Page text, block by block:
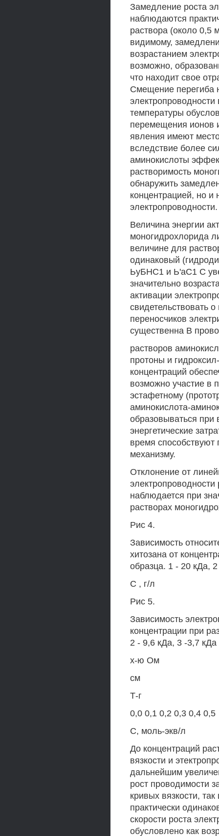
Замедление роста
наблюдаются
раствора (около 0,5
видимому,
возрастанием
возможно,
что находит свое
Смещение перегиба
температуры
перемещения ионов
явления имеют
вследствие более
аминокислоты
растворимость
обнаружить
концентрацией, но
электропроводности.
Величина энергии
моногидрохлорида
величине для
одинаковый
ЬуБНС1 и Ь'аС1 С
значительно
активации
свидетельствовать
переносчиков
существенна В
растворов
протоны и
концентраций
возможно участие в
эстафетному
аминокислота-
образовываться при
энергетические
время способствуют
механизму.
Отклонение от
электропроводности
наблюдается при
растворах
Рис 4.
Зависимость
хитозана от
образца. 1 - 20 кДа,
С , г/л
Рис 5.
Зависимость
концентрации при
2 - 9,6 кДа, 3 -3,7 кДа
х-ю Ом
см
Т-г
0,0 0,1 0,2 0,3 0,4 0,5
С, моль-экв/л
До концентраций
вязкости и
дальнейшим
рост проводимости
кривых вязкости,
практически
скорости роста
обусловлено как